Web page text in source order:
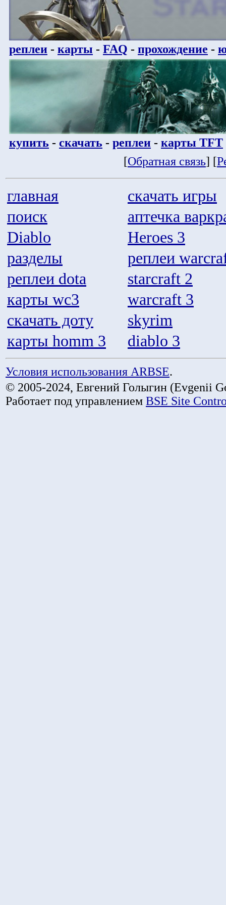
реплеи - карты - FAQ - прохождение -
купить - скачать - реплеи - карты TFT
[Обратная связь] [
главная
скачать игры
поиск
аптечка
Diablo
Heroes 3
разделы
реплеи
реплеи dota
starcraft 2
карты wc3
warcraft 3
скачать доту
skyrim
карты homm 3
diablo 3
Условия использования ARBSE.
© 2005-2024, Евгений Голыгин (Evgenii
Работает под управлением BSE Site